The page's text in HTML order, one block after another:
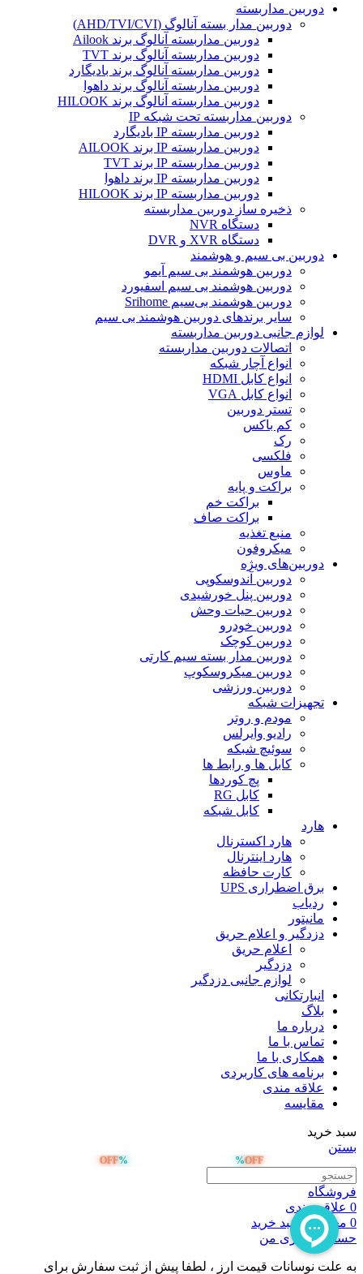
دوربین مداربسته
دوربین مدار بسته آنالوگ (AHD/TVI/CVI)
دوربین مداربسته آنالوگ برند Ailook
دوربین مداربسته آنالوگ برند TVT
دوربین مداربسته آنالوگ برند بادیگارد
دوربین مداربسته آنالوگ برند داهوا
دوربین مداربسته آنالوگ برند HILOOK
دوربین مداربسته تحت شبکه IP
دوربین مداربسته IP بادیگارد
دوربین مداربسته IP برند AILOOK
دوربین مداربسته IP برند TVT
دوربین مداربسته IP برند داهوا
دوربین مداربسته IP برند HILOOK
ذخیره ساز دوربین مداربسته
دستگاه NVR
دستگاه XVR و DVR
دوربین بی سیم و هوشمند
دوربین هوشمند بی سیم آیمو
دوربین هوشمند بی سیم اسفیورد
دوربین هوشمند بی‌سیم Srihome
سایر برندهای دوربین هوشمند بی سیم
لوازم جانبی دوربین مداربسته
اتصالات دوربین مداربسته
انواع آچار شبکه
انواع کابل HDMI
انواع کابل VGA
تستر دوربین
کم باکس
رک
فلکسی
ماوس
براکت و پایه
براکت خم
براکت صاف
منبع تغذیه
میکروفون
دوربین‌های ویژه
دوربین آندوسکوپی
دوربین پنل خورشیدی
دوربین حیات وحش
دوربین خودرو
دوربین کوچک
دوربین مدار بسته سیم کارتی
دوربین میکروسکوپ
دوربین ورزشی
تجهیزات شبکه
مودم و روتر
رادیو وایرلس
سوئیچ شبکه
کابل ها و رابط ها
پچ کوردها
کابل RG
کابل شبکه
هارد
هارد اکسترنال
هارد اینترنال
کارت حافظه
برق اضطراری UPS
ردیاب
مانیتور
دزدگیر و اعلام حریق
اعلام حریق
دزدگیر
لوازم جانبی دزدگیر
انبارتکانی
بلاگ
درباره ما
تماس با ما
همکاری با ما
برنامه های کاربردی
علاقه مندی
مقایسه
سبد خرید
بستن
OFF
%
%
OFF
فروشگاه
0 علاقه مندی
0 محصول
سبد خرید
حساب کاربری من
به علت نوسانات قیمت ارز ، لطفا پیش از ثبت سفارش برای